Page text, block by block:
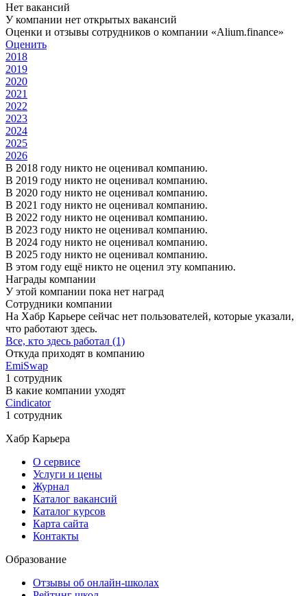
Нет вакансий
У компании нет открытых вакансий
Оценки и отзывы сотрудников о компании «Alium.finance»
Оценить
2018
2019
2020
2021
2022
2023
2024
2025
2026
В 2018 году никто не оценивал компанию.
В 2019 году никто не оценивал компанию.
В 2020 году никто не оценивал компанию.
В 2021 году никто не оценивал компанию.
В 2022 году никто не оценивал компанию.
В 2023 году никто не оценивал компанию.
В 2024 году никто не оценивал компанию.
В 2025 году никто не оценивал компанию.
В этом году ещё никто не оценил эту компанию.
Награды компании
У этой компании пока нет наград
Сотрудники компании
На Хабр Карьере сейчас нет пользователей, которые указали,
что работают здесь.
Все, кто здесь работал (1)
Откуда приходят в компанию
EmiSwap
1 сотрудник
В какие компании уходят
Сindicator
1 сотрудник
Хабр Карьера
О сервисе
Услуги и цены
Журнал
Каталог вакансий
Каталог курсов
Карта сайта
Контакты
Образование
Отзывы об онлайн-школах